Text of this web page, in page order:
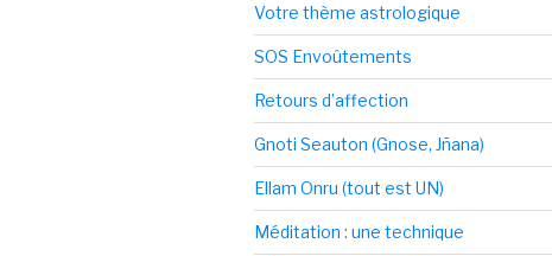
Votre thème astrologique
SOS Envoûtements
Retours d’affection
Gnoti Seauton (Gnose, Jñana)
Ellam Onru (tout est UN)
Méditation : une technique